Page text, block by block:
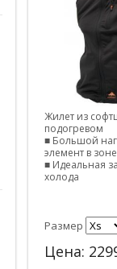
Жилет из
подогревом
■ Большой
элемент в
■ Идеальная
холода
Размер
Цена: